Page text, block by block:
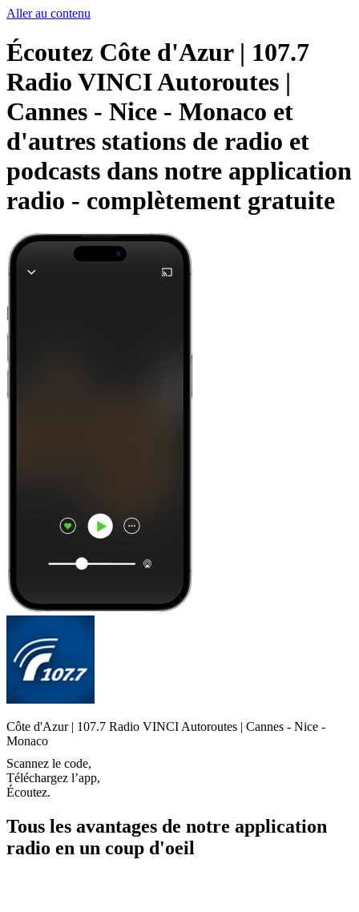
Aller au contenu
Écoutez Côte d'Azur | 107.7
Radio VINCI Autoroutes |
Cannes - Nice - Monaco et
d'autres stations de radio et
podcasts dans notre application
radio - complètement gratuite
Côte d'Azur | 107.7 Radio VINCI Autoroutes | Cannes - Nice -
Monaco
Scannez le code,
Téléchargez l’app,
Écoutez.
Tous les avantages de notre application
radio en un coup d'oeil